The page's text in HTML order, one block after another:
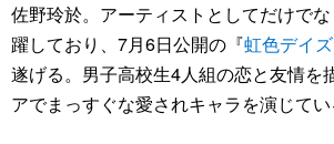
佐野玲於。アーティストとしてだけで
躍しており、7月6日公開の『虹色デイズ
遂げる。男子高校生4人組の恋と友情を
アでまっすぐな愛されキャラを演じてい